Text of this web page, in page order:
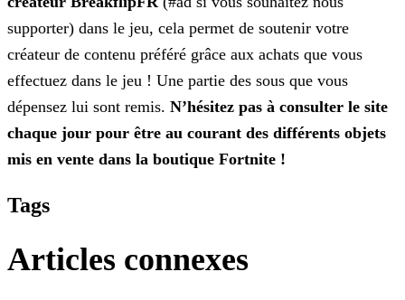
supporter) dans le jeu, cela permet de soutenir votre
créateur de contenu préféré grâce aux achats que vous
effectuez dans le jeu ! Une partie des sous que vous
dépensez lui sont remis. N’hésitez pas à consulter le site
chaque jour pour être au courant des différents objets
mis en vente dans la boutique Fortnite !
Tags
Articles connexes